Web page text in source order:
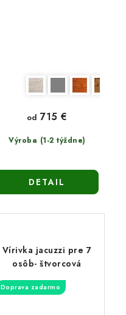
Výroba (1-2 týždne)
od 715 €
DETAIL
Vírivka jacuzzi pre 7
osôb- štvorcová
Doprava zadarmo